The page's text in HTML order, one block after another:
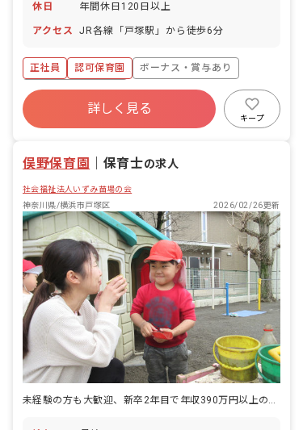
休日 年間休日120日以上
アクセス JR各線「戸塚駅」から徒歩6分
正社員 認可保育園
ボーナス・賞与あり
年間休日120日以上
寮・住宅・家賃補助あり
社会保険完備
昇給昇進あり
詳しく見る
キープ
俣野保育園 保育士の求人
社会福祉法人いずみ苗場の会
神奈川県/横浜市戸塚区
2026/02/26更新
未経験の方も大歓迎、新卒2年目で年収390万円以上の実績もあります！